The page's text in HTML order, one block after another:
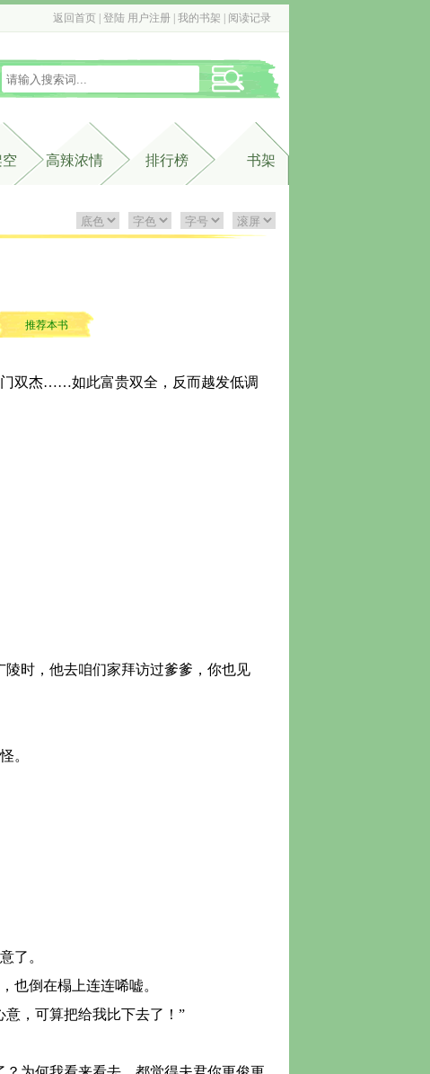
返回首页 登陆 用户注册 我的书架 阅读记录
高辣浓情 排行榜 书架
推荐本书
双杰……如此富贵双全，反而越发低调
时，他去咱们家拜访过爹爹，你也见
。
了。
也倒在榻上连连唏嘘。
，可算把给我比下去了！”